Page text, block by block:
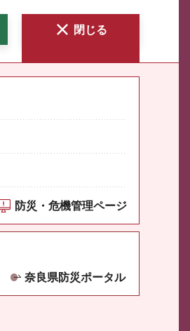
閉じる
防災・危機管理ページ
奈良県防災ポータル